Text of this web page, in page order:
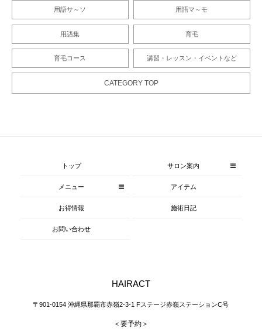
用語サ～ソ 用語マ～モ
用語集 育毛
育毛コース 講習・レッスン・イベントなど
CATEGORY TOP
トップ サロン案内
メニュー アイテム
お得情報 施術日記
お問い合わせ
HAIRACT
〒901-0154 沖縄県那覇市赤嶺2-3-1 Fステージ赤嶺ステーションC号
＜要予約＞